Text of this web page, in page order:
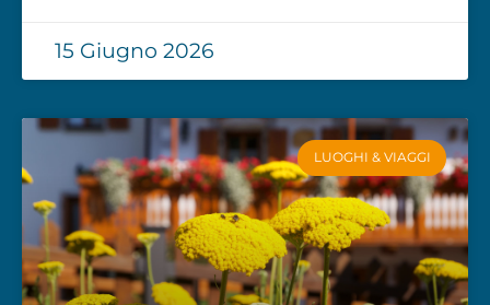
15 Giugno 2026
LUOGHI & VIAGGI